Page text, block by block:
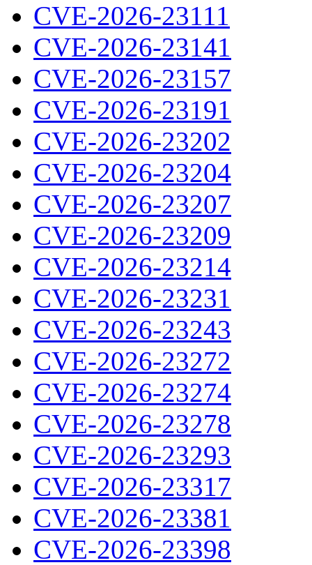
CVE-2026-23111
CVE-2026-23141
CVE-2026-23157
CVE-2026-23191
CVE-2026-23202
CVE-2026-23204
CVE-2026-23207
CVE-2026-23209
CVE-2026-23214
CVE-2026-23231
CVE-2026-23243
CVE-2026-23272
CVE-2026-23274
CVE-2026-23278
CVE-2026-23293
CVE-2026-23317
CVE-2026-23381
CVE-2026-23398